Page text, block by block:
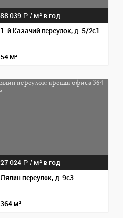
88 039 a / м² в год
1-й Казачий переулок, д. 5/2с1
54 м²
27 024 a / м² в год
Лялин переулок, д. 9с3
364 м²